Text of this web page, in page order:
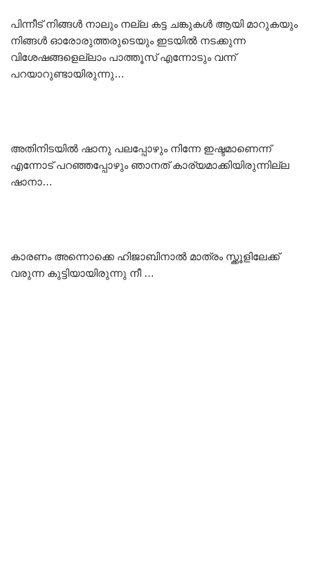
പിന്നീട് നിങ്ങൾ നാലും നല്ല കട്ട ചങ്കുകൾ ആയി മാറുകയും
നിങ്ങൾ ഓരോരുത്തരുടെയും ഇടയിൽ നടക്കുന്ന
വിശേഷങ്ങളെല്ലാം പാത്തൂസ് എന്നോടും വന്ന്
പറയാറുണ്ടായിരുന്നു…
അതിനിടയിൽ ഷാനു പലപ്പോഴും നിന്നേ ഇഷ്ടമാണെന്ന്
എന്നോട് പറഞ്ഞപ്പോഴും ഞാനത് കാര്യമാക്കിയിരുന്നില്ല
ഷാനാ…
കാരണം അന്നൊക്കെ ഹിജാബിനാൽ മാത്രം സ്ക്കൂളിലേക്ക്
വരുന്ന കുട്ടിയായിരുന്നു നീ …